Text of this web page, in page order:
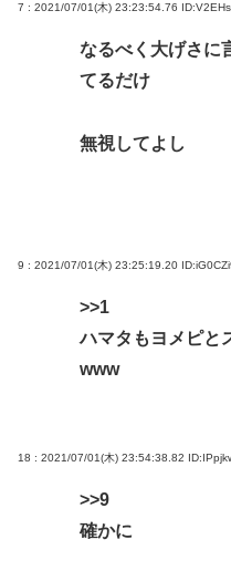
7 : 2021/07/01(木) 23:23:54.76
なるべく大げさに
てるだけ
無視してよし
9 : 2021/07/01(木) 23:25:19.20
>>1
ハマタもヨメピと
www
18 : 2021/07/01(木) 23:54:38.82
>>9
確かに